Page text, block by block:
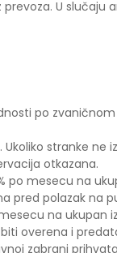
U slučaju
po
stranke
otkazana.
po mesecu na
pred polazak na
na
overena i
zabrani